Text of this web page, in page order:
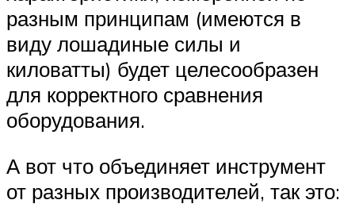
разным принципам (имеются в
виду лошадиные силы и
киловатты) будет целесообразен
для корректного сравнения
оборудования.
А вот что объединяет инструмент
от разных производителей, так это: